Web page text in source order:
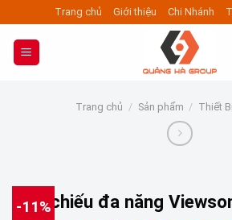
to
content
Trang chủ Giới thiệu Chi Nhánh
Trang chủ / Sản phẩm / Thiết
-11%
Máy chiếu đa năng